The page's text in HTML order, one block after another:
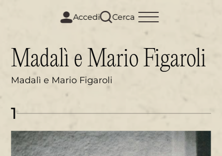
Accedi Cerca
Madalì e Mario Figaroli
Madalì e Mario Figaroli
1